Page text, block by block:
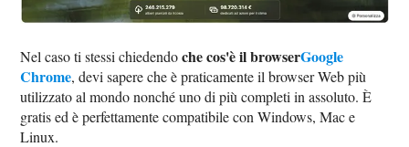
Nel caso ti stessi chiedendoche cos'è il browserGoogle
Chrome, devi sapere che è praticamente il browser Web più
utilizzato al mondo nonché uno di più completi in assoluto. È
gratis ed è perfettamente compatibile con Windows, Mac e
Linux.